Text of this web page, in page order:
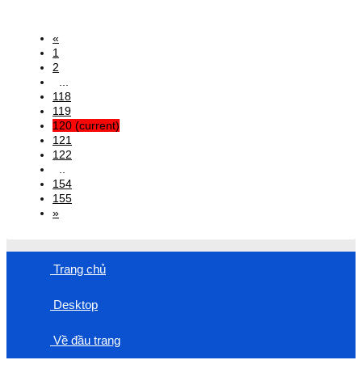
«
1
2
...
118
119
120 (current)
121
122
..
154
155
»
Trang chủ
Desktop
Về đầu trang